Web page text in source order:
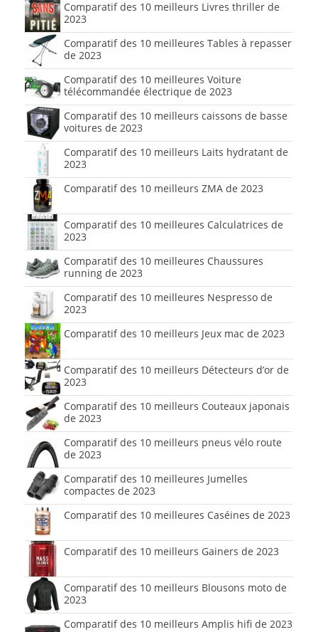
Comparatif des 10 meilleurs Livres thriller de
2023
Comparatif des 10 meilleures Tables à repasser
de 2023
Comparatif des 10 meilleures Voiture
télécommandée électrique de 2023
Comparatif des 10 meilleurs caissons de basse
voitures de 2023
Comparatif des 10 meilleurs Laits hydratant de
2023
Comparatif des 10 meilleurs ZMA de 2023
Comparatif des 10 meilleures Calculatrices de
2023
Comparatif des 10 meilleures Chaussures
running de 2023
Comparatif des 10 meilleures Nespresso de
2023
Comparatif des 10 meilleurs Jeux mac de 2023
Comparatif des 10 meilleurs Détecteurs d’or de
2023
Comparatif des 10 meilleurs Couteaux japonais
de 2023
Comparatif des 10 meilleurs pneus vélo route
de 2023
Comparatif des 10 meilleures Jumelles
compactes de 2023
Comparatif des 10 meilleures Caséines de 2023
Comparatif des 10 meilleurs Gainers de 2023
Comparatif des 10 meilleurs Blousons moto de
2023
Comparatif des 10 meilleurs Amplis hifi de 2023